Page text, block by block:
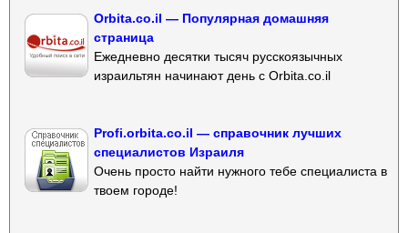
Orbita.co.il — Популярная домашняя
страница
Ежедневно десятки тысяч русскоязычных
израильтян начинают день с Orbita.co.il
Profi.orbita.co.il — справочник лучших
специалистов Израиля
Очень просто найти нужного тебе специалиста в
твоем городе!